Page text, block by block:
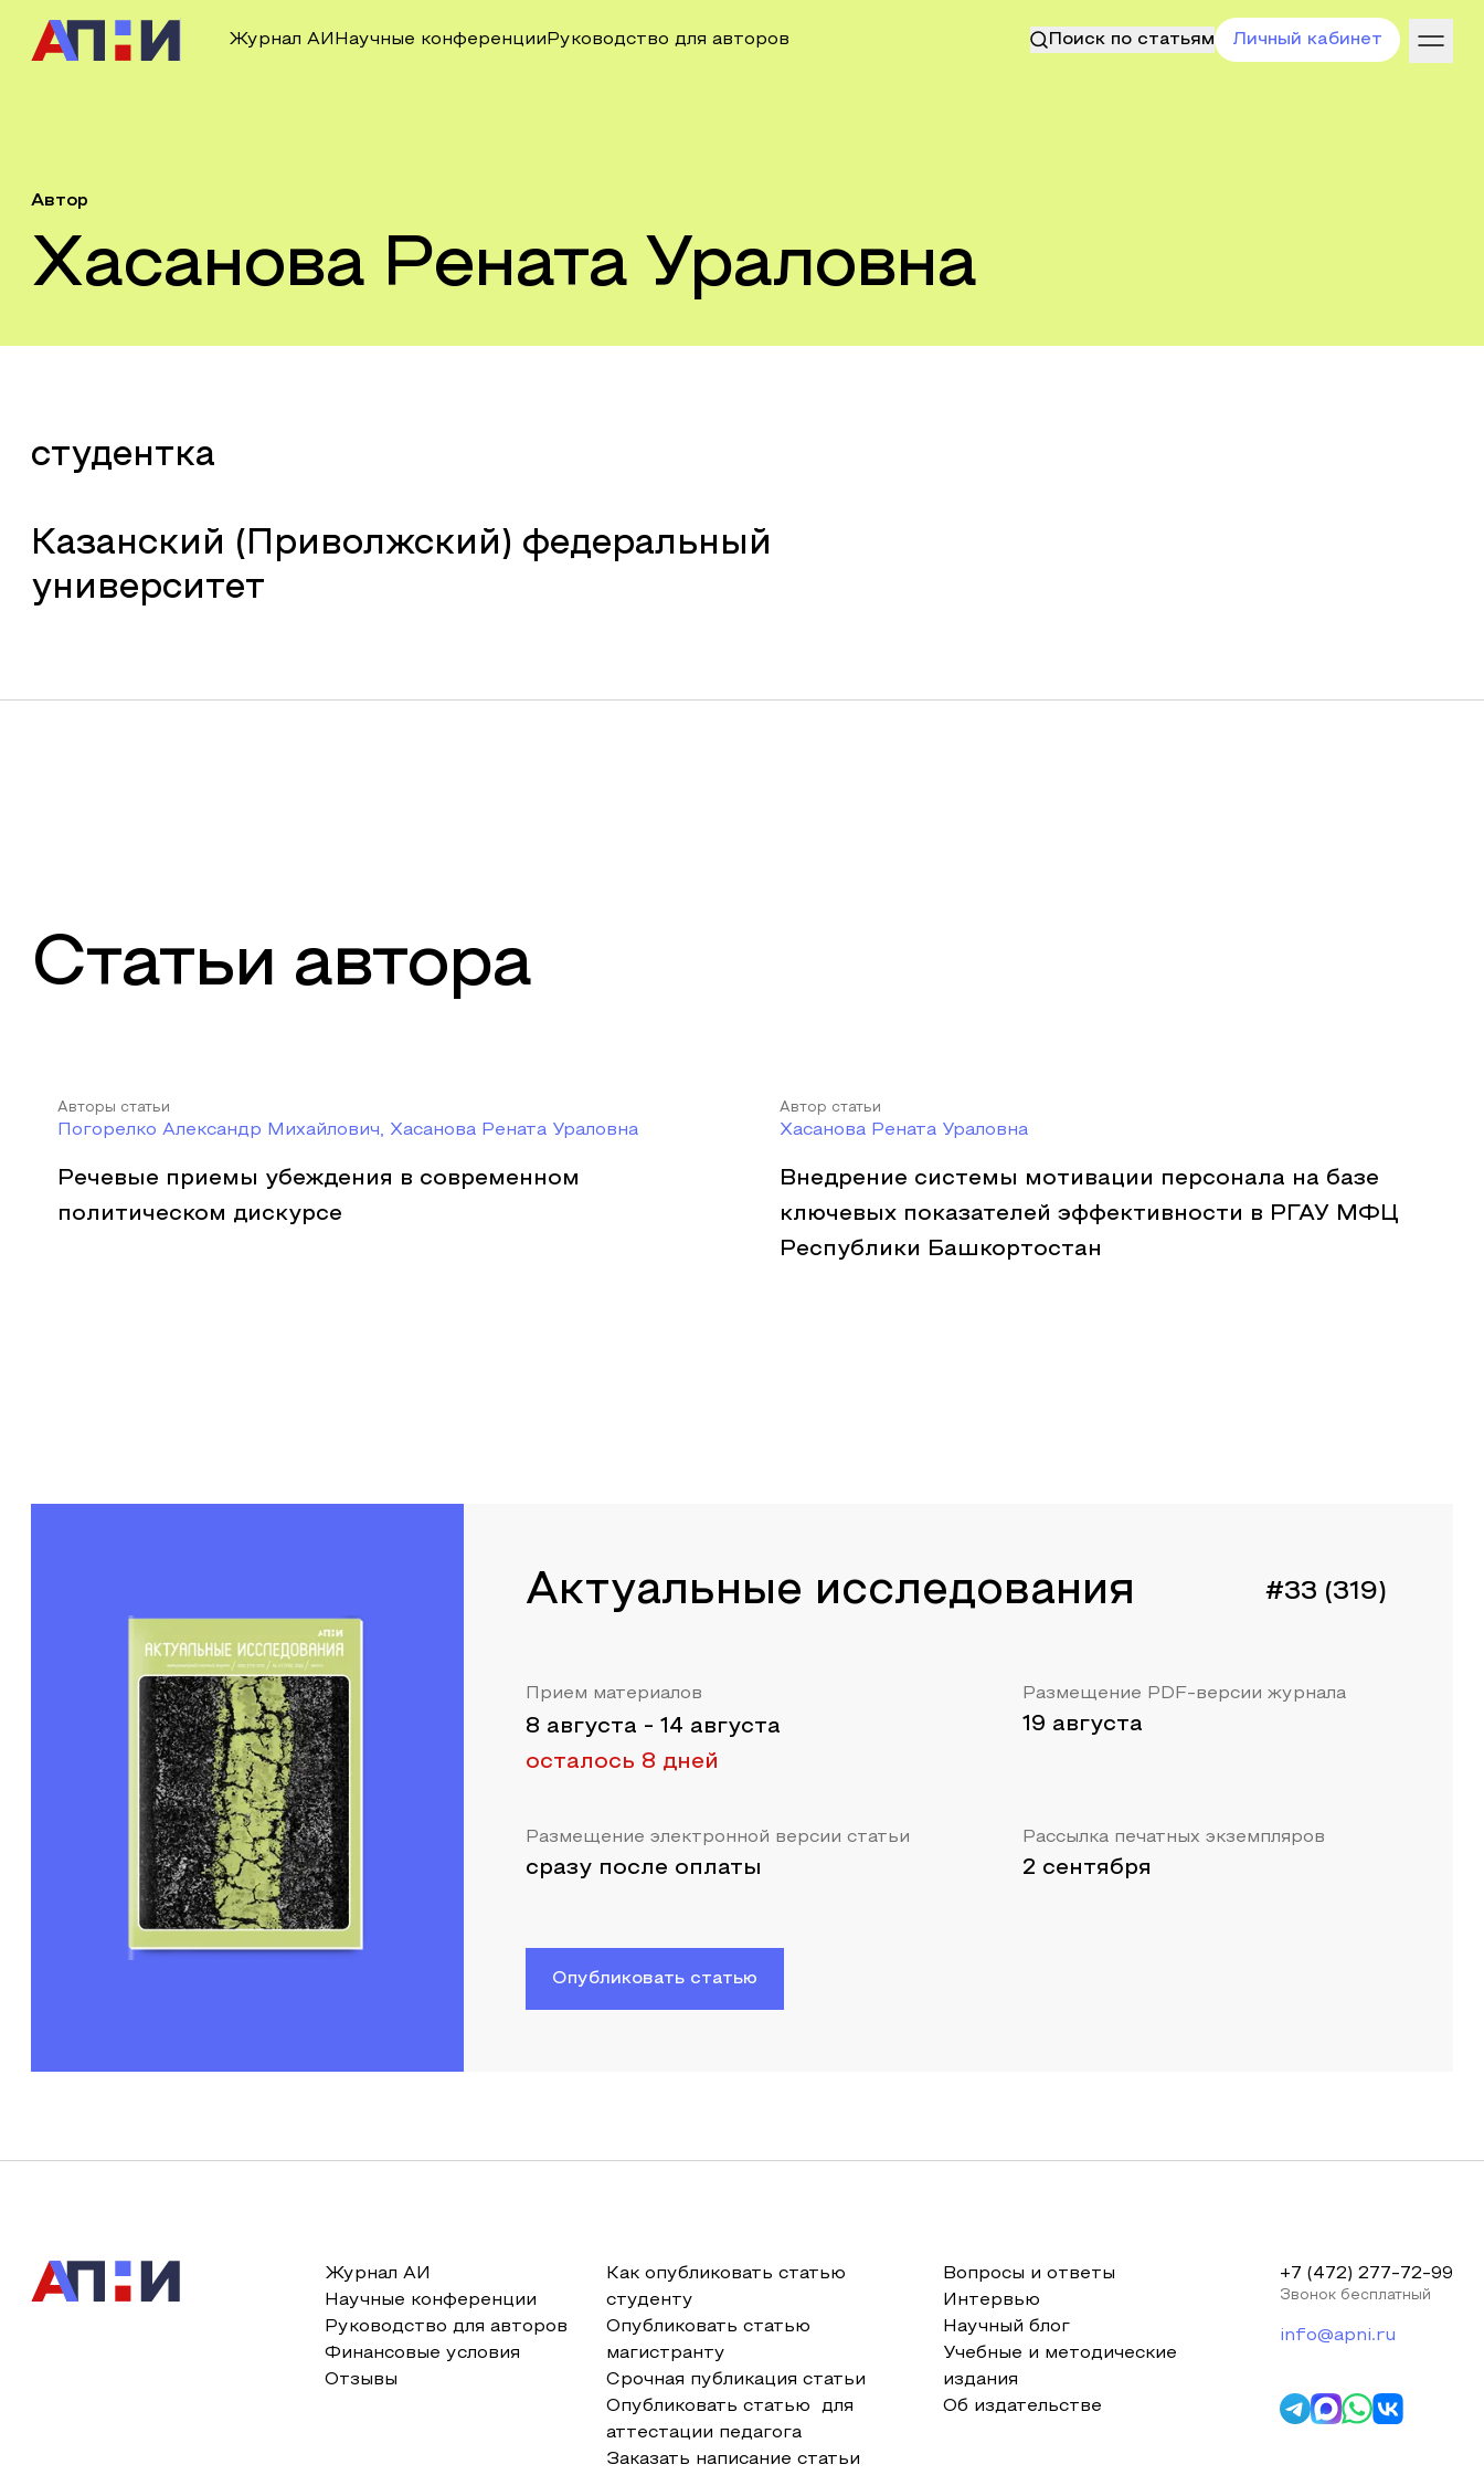
Журнал АИ Научные конференции Руководство для авторов Поиск по статьям Личный кабинет
Автор
Хасанова Рената Ураловна
студентка
Казанский (Приволжский) федеральный
университет
Статьи автора
Авторы статьи
Погорелко Александр Михайлович, Хасанова Рената Ураловна
Речевые приемы убеждения в современном
политическом дискурсе
Автор статьи
Хасанова Рената Ураловна
Внедрение системы мотивации персонала на базе
ключевых показателей эффективности в РГАУ МФЦ
Республики Башкортостан
Актуальные исследования #33 (319)
Прием материалов
8 августа - 14 августа
осталось 8 дней
Размещение PDF-версии журнала
19 августа
Размещение электронной версии статьи
сразу после оплаты
Рассылка печатных экземпляров
2 сентября
Опубликовать статью
Журнал АИ
Научные конференции
Руководство для авторов
Финансовые условия
Отзывы
Как опубликовать статью
студенту
Опубликовать статью
магистранту
Срочная публикация статьи
Опубликовать статью для
аттестации педагога
Заказать написание статьи
Вопросы и ответы
Интервью
Научный блог
Учебные и методические
издания
Об издательстве
+7 (472) 277-72-99
Звонок бесплатный
info@apni.ru